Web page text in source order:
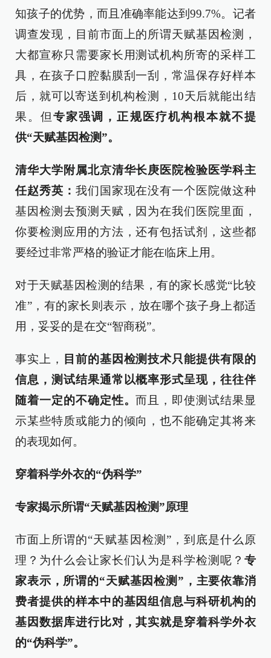
知孩子的优势，而且准确率能达到99.7%。记者
调查发现，目前市面上的所谓天赋基因检测，
大都宣称只需要家长用测试机构所寄的采样工
具，在孩子口腔黏膜刮一刮，常温保存好样本
后，就可以寄送到机构检测，10天后就能出结
果。但专家强调，正规医疗机构根本就不提
供“天赋基因检测”。
清华大学附属北京清华长庚医院检验医学科主
任赵秀英： 我们国家现在没有一个医院做这种
基因检测去预测天赋，因为在我们医院里面，
你要检测应用的方法，还有包括试剂，这些都
要经过非常严格的验证才能在临床上用。
对于天赋基因检测的结果，有的家长感觉“比较
准”，有的家长则表示，放在哪个孩子身上都适
用，妥妥的是在交“智商税”。
事实上，
目前的基因检测技术只能提供有限的
信息，测试结果通常以概率形式呈现，往往伴
随着一定的不确定性。而且，即使测试结果显
示某些特质或能力的倾向，也不能确定其将来
的表现如何。
穿着科学外衣的“伪科学”
专家揭示所谓“天赋基因检测”原理
市面上所谓的“天赋基因检测”，到底是什么原
理？为什么会让家长们认为是科学检测呢？ 专
家表示， 所谓的“天赋基因检测”，主要依靠消
费者提供的样本中的基因组信息与科研机构的
基因数据库进行比对，其实就是穿着科学外衣
的“伪科学”。